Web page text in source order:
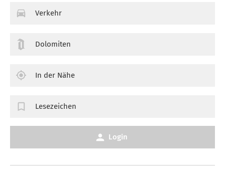
Verkehr
Dolomiten
In der Nähe
Lesezeichen
Login